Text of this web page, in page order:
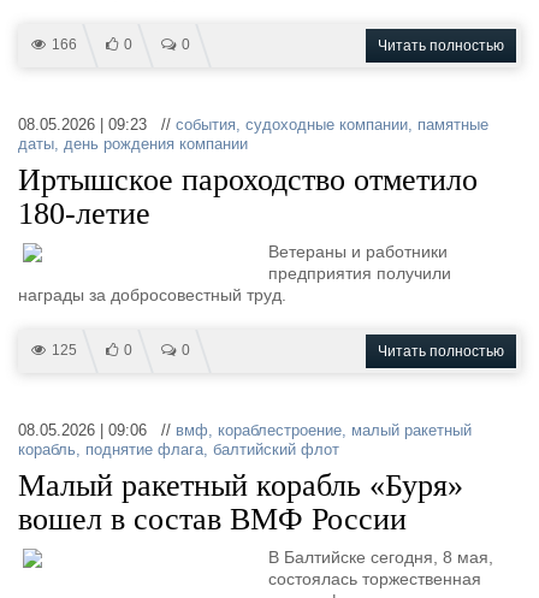
166 0 0 Читать полностью
08.05.2026 | 09:23 // события, судоходные компании, памятные
даты, день рождения компании
Иртышское пароходство отметило
180-летие
Ветераны и работники
предприятия получили
награды за добросовестный труд.
125 0 0 Читать полностью
08.05.2026 | 09:06 // вмф, кораблестроение, малый ракетный
корабль, поднятие флага, балтийский флот
Малый ракетный корабль «Буря»
вошел в состав ВМФ России
В Балтийске сегодня, 8 мая,
состоялась торжественная